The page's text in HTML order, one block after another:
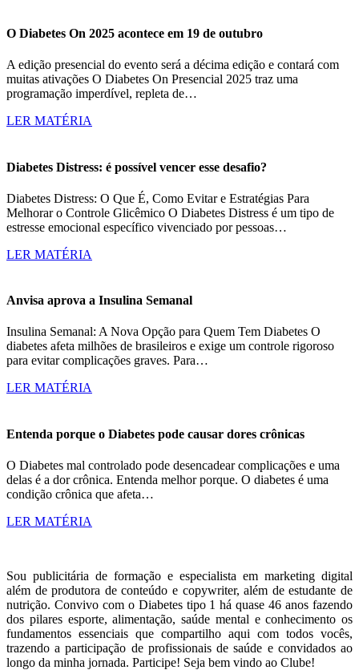
O Diabetes On 2025 acontece em 19 de outubro
A edição presencial do evento será a décima edição e contará com
muitas ativações O Diabetes On Presencial 2025 traz uma
programação imperdível, repleta de…
LER MATÉRIA
Diabetes Distress: é possível vencer esse desafio?
Diabetes Distress: O Que É, Como Evitar e Estratégias Para
Melhorar o Controle Glicêmico O Diabetes Distress é um tipo de
estresse emocional específico vivenciado por pessoas…
LER MATÉRIA
Anvisa aprova a Insulina Semanal
Insulina Semanal: A Nova Opção para Quem Tem Diabetes O
diabetes afeta milhões de brasileiros e exige um controle rigoroso
para evitar complicações graves. Para…
LER MATÉRIA
Entenda porque o Diabetes pode causar dores crônicas
O Diabetes mal controlado pode desencadear complicações e uma
delas é a dor crônica. Entenda melhor porque. O diabetes é uma
condição crônica que afeta…
LER MATÉRIA
Sou publicitária de formação e especialista em marketing digital
além de produtora de conteúdo e copywriter, além de estudante de
nutrição. Convivo com o Diabetes tipo 1 há quase 46 anos fazendo
dos pilares esporte, alimentação, saúde mental e conhecimento os
fundamentos essenciais que compartilho aqui com todos vocês,
trazendo a participação de profissionais de saúde e convidados ao
longo da minha jornada. Participe! Seja bem vindo ao Clube!